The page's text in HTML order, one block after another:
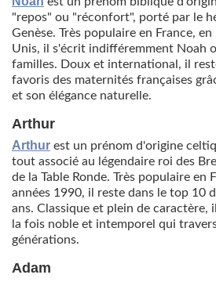
"repos" ou "réconfort", porté par le
Genèse. Très populaire en France,
Unis, il s'écrit indifféremment Noah
familles. Doux et international, il
favoris des maternités françaises
et son élégance naturelle.
Arthur
Arthur est un prénom d'origine
tout associé au légendaire roi des
de la Table Ronde. Très populaire en
années 1990, il reste dans le top 10
ans. Classique et plein de caractère,
la fois noble et intemporel qui
générations.
Adam